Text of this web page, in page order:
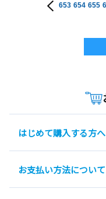
653 654 655
はじめて購入する方へ
お支払い方法について